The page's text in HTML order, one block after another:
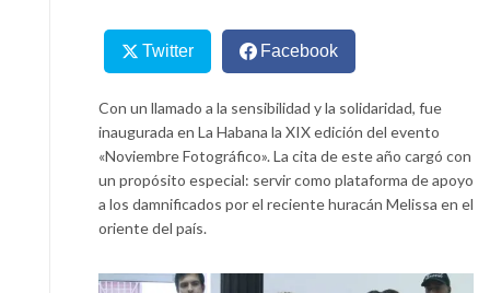
Twitter Facebook
Con un llamado a la sensibilidad y la solidaridad, fue
inaugurada en La Habana la XIX edición del evento
«Noviembre Fotográfico». La cita de este año cargó con
un propósito especial: servir como plataforma de apoyo
a los damnificados por el reciente huracán Melissa en el
oriente del país.